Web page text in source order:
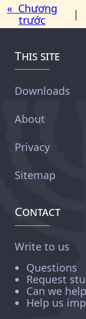
« Chương
trước
|
This site
Downloads
About
Privacy
Sitemap
Contact
Write to us
Questions
Request
Can we
Help us